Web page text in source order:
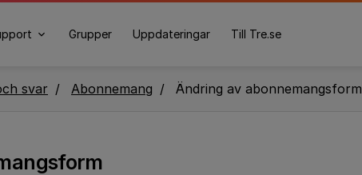
Grupper Uppdateringar Till Tre.se
svar Abonnemang Ändring av abonnemangsform